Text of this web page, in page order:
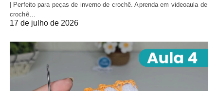
| Perfeito para peças de inverno de crochê. Aprenda em videoaula de
crochê…
17 de julho de 2026